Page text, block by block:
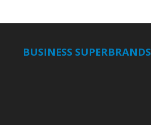
BUSINESS SUPERBRANDS